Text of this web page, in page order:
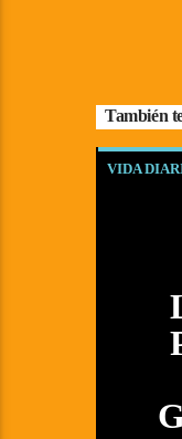
También
VIDA